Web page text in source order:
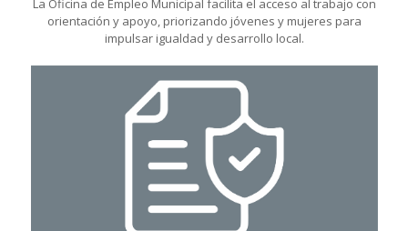
orientación y apoyo, priorizando jóvenes y mujeres para
impulsar igualdad y desarrollo local.